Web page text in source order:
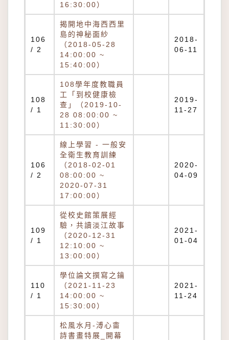
16:30:00）
106
/ 2
揭開地中海西西里
島的神秘面紗
（2018-05-28
14:00:00 ~
15:40:00）
2018-
06-11
108
/ 1
108學年度教職員
工「到校健康檢
查」（2019-10-
28 08:00:00 ~
11:30:00）
2019-
11-27
106
/ 2
線上學習 - 一般安
全衛生教育訓練
（2018-02-01
08:00:00 ~
2020-07-31
17:00:00）
2020-
04-09
109
/ 1
從校史館策展經
驗，共讀淡江故事
（2020-12-31
12:10:00 ~
13:00:00）
2021-
01-04
110
/ 1
學位論文撰寫之鑰
（2021-11-23
14:00:00 ~
15:30:00）
2021-
11-24
松風水月-溥心畬
詩書畫特展_開幕